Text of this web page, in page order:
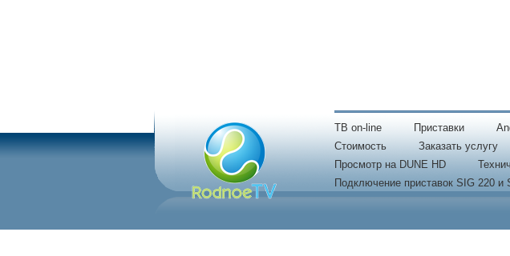
TB on-line Приставки
Стоимость
Заказать услугу
Просмотр на DUNE HD
Подключение приставок SIG 220 и